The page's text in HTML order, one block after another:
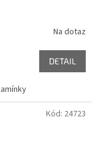
Na dotaz
DETAIL
Kód: 24723